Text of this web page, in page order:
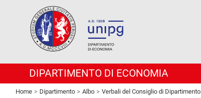
DIPARTIMENTO DI ECONOMIA
Home Dipartimento Albo Verbali del Consiglio di Dipartimento